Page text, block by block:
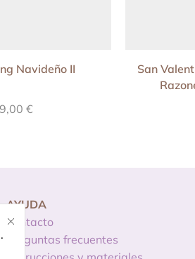
Navideño II
9,00 €
San
AYUDA
Contacto
Preguntas frecuentes